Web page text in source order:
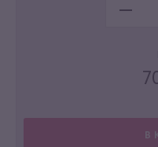
В